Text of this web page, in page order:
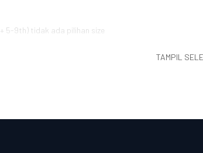
5-9th) tidak ada pilihan size
TAMPIL